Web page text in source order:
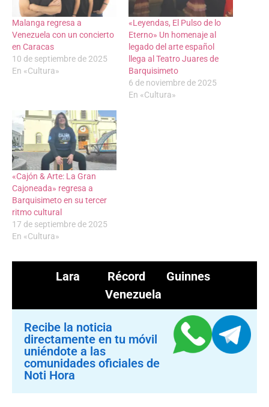
Malanga regresa a
Venezuela con un concierto
en Caracas
10 de septiembre de 2025
En «Cultura»
«Leyendas, El Pulso de lo
Eterno» Un homenaje al
legado del arte español
llega al Teatro Juares de
Barquisimeto
6 de noviembre de 2025
En «Cultura»
«Cajón & Arte: La Gran
Cajoneada» regresa a
Barquisimeto en su tercer
ritmo cultural
17 de septiembre de 2025
En «Cultura»
Lara
Récord Guinnes
Venezuela
Recibe la noticia
directamente en tu móvil
uniéndote a las
comunidades oficiales de
Noti Hora